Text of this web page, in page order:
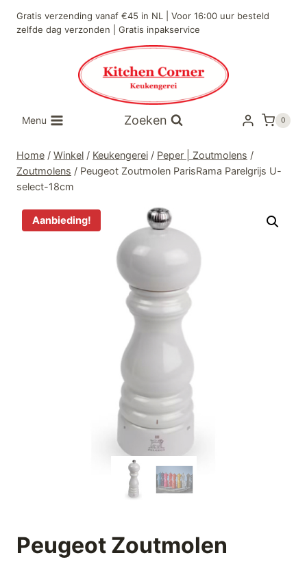
naar
Gratis verzending vanaf €45 in NL | Voor 16:00 uur besteld
zelfde dag verzonden | Gratis inpakservice
Menu Zoeken 0
Home / Winkel / Keukengerei / Peper | Zoutmolens /
Zoutmolens / Peugeot Zoutmolen ParisRama Parelgrijs U-
select-18cm
Aanbieding!
Peugeot Zoutmolen